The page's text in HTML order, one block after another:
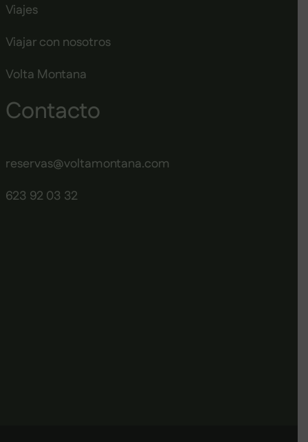
Viajes
Viajar con nosotros
Volta Montana
Contacto
reservas@voltamontana.com
623 92 03 32